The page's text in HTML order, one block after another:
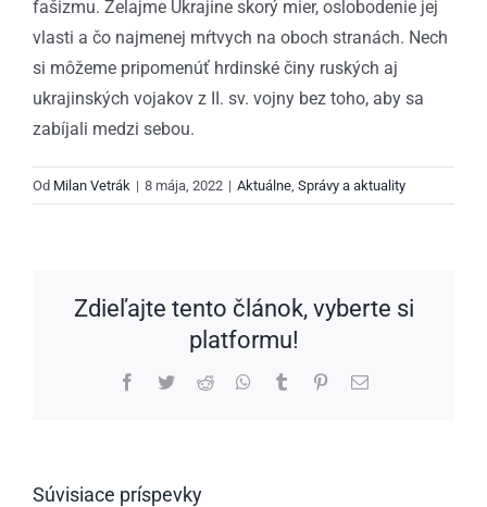
fašizmu. Želajme Ukrajine skorý mier, oslobodenie jej
vlasti a čo najmenej mŕtvych na oboch stranách. Nech
si môžeme pripomenúť hrdinské činy ruských aj
ukrajinských vojakov z II. sv. vojny bez toho, aby sa
zabíjali medzi sebou.
Od Milan Vetrák | 8 mája, 2022 | Aktuálne, Správy a aktuality
Zdieľajte tento článok, vyberte si
platformu!
Facebook
TwitterReddit WhatsApp
Tumblr PinterestEmail
Súvisiace príspevky